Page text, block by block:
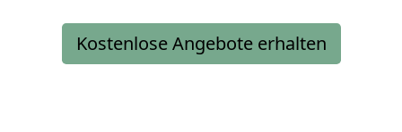
Kostenlose Angebote erhalten